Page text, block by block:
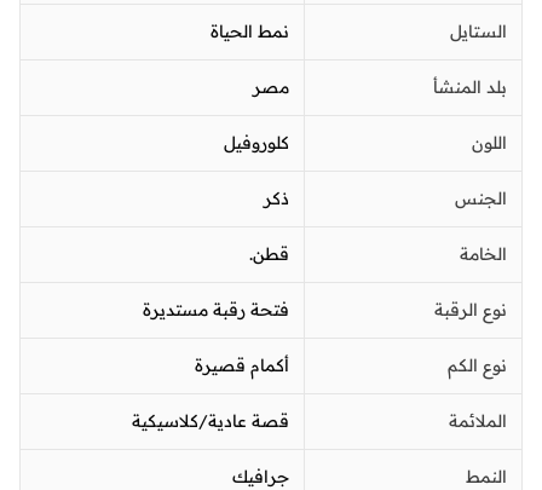
الستايل نمط الحياة
بلد المنشأ مصر
اللون كلوروفيل
الجنس ذكر
الخامة قطن.
نوع الرقبة فتحة رقبة مستديرة
نوع الكم أكمام قصيرة
الملائمة قصة عادية/كلاسيكية
النمط جرافيك